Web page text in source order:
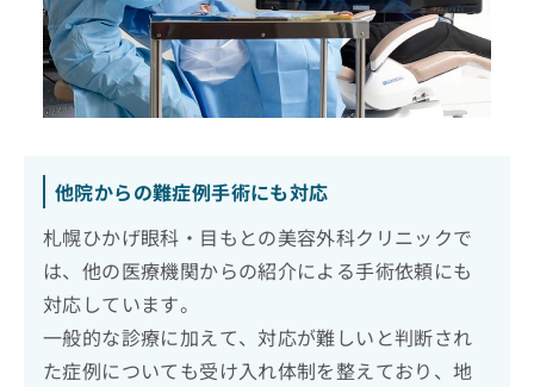
他院からの難症例手術にも対応
札幌ひかげ眼科・目もとの美容外科クリニックで
は、他の医療機関からの紹介による手術依頼にも
対応しています。
一般的な診療に加えて、対応が難しいと判断され
た症例についても受け入れ体制を整えており、地